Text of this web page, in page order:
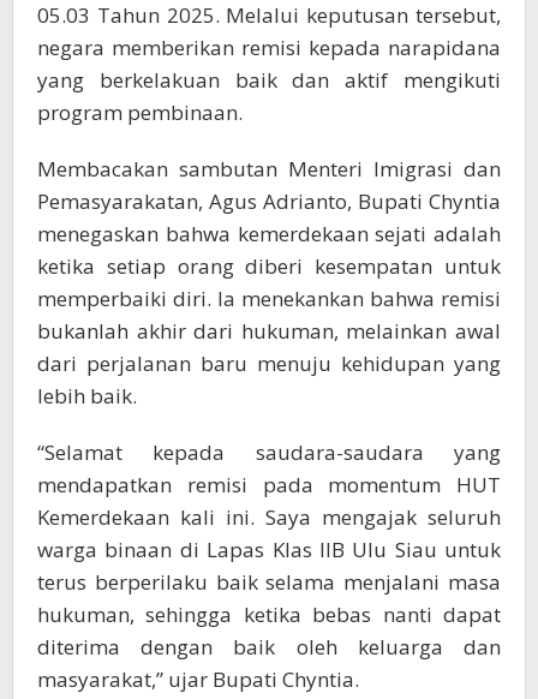
05.03 Tahun 2025. Melalui keputusan tersebut,
negara memberikan remisi kepada narapidana
yang berkelakuan baik dan aktif mengikuti
program pembinaan.
Membacakan sambutan Menteri Imigrasi dan
Pemasyarakatan, Agus Adrianto, Bupati Chyntia
menegaskan bahwa kemerdekaan sejati adalah
ketika setiap orang diberi kesempatan untuk
memperbaiki diri. Ia menekankan bahwa remisi
bukanlah akhir dari hukuman, melainkan awal
dari perjalanan baru menuju kehidupan yang
lebih baik.
“Selamat kepada saudara-saudara yang
mendapatkan remisi pada momentum HUT
Kemerdekaan kali ini. Saya mengajak seluruh
warga binaan di Lapas Klas IIB Ulu Siau untuk
terus berperilaku baik selama menjalani masa
hukuman, sehingga ketika bebas nanti dapat
diterima dengan baik oleh keluarga dan
masyarakat,” ujar Bupati Chyntia.